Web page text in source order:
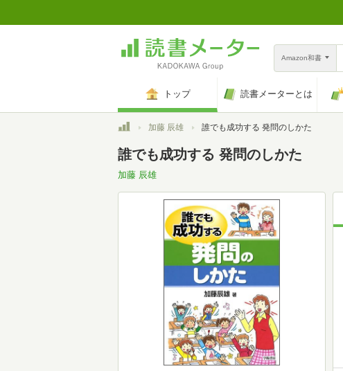
Amazon和書
トップ 読書メーターとは
トップ加藤 辰雄 誰でも成功する 発問のしかた
誰でも成功する 発問のしかた
加藤 辰雄